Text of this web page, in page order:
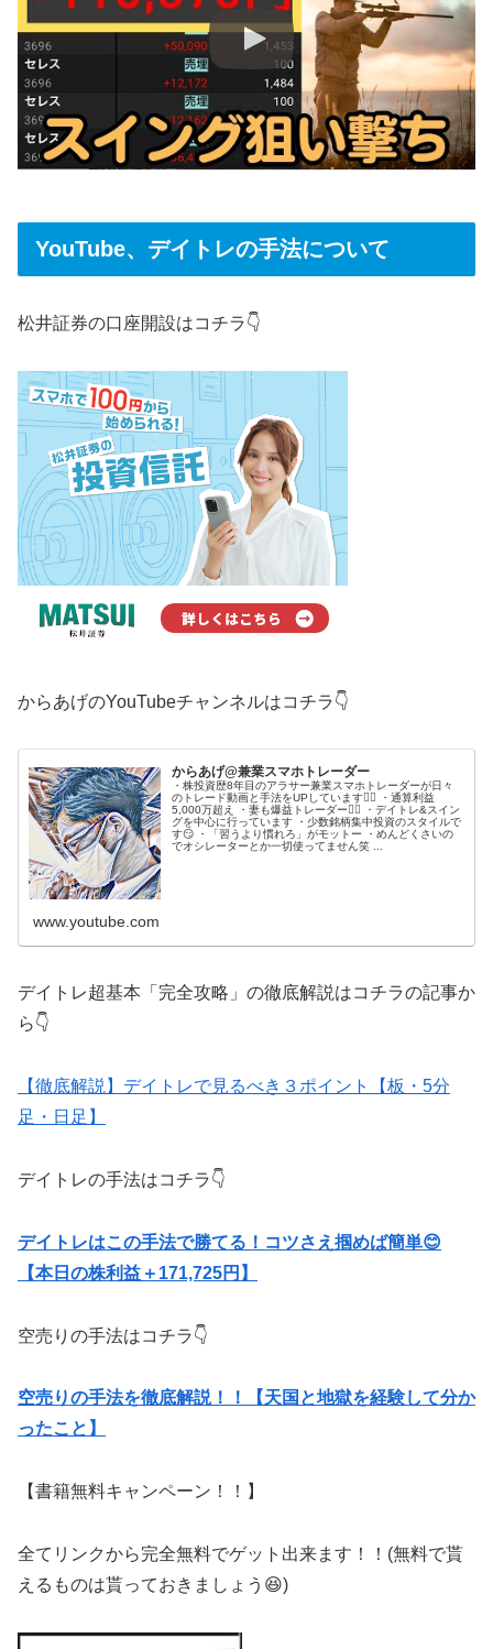
YouTube、デイトレの手法について
松井証券の口座開設はコチラ👇
からあげのYouTubeチャンネルはコチラ👇
からあげ@兼業スマホトレーダー
・株投資歴8年目のアラサー兼業スマホトレーダーが日々
のトレード動画と手法をUPしています🙋‍♂️ ・通算利益
5,000万超え ・妻も爆益トレーダー💁‍♀️ ・デイトレ&スイン
グを中心に行っています ・少数銘柄集中投資のスタイルで
す😏 ・「習うより慣れろ」がモットー ・めんどくさいの
でオシレーターとか一切使ってません笑 ...
www.youtube.com
デイトレ超基本「完全攻略」の徹底解説はコチラの記事か
ら👇
【徹底解説】デイトレで見るべき３ポイント【板・5分
足・日足】
デイトレの手法はコチラ👇
デイトレはこの手法で勝てる！コツさえ掴めば簡単😊
【本日の株利益＋171,725円】
空売りの手法はコチラ👇
空売りの手法を徹底解説！！【天国と地獄を経験して分か
ったこと】
【書籍無料キャンペーン！！】
全てリンクから完全無料でゲット出来ます！！(無料で貰
えるものは貰っておきましょう😆)